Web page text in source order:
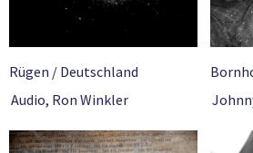
Rügen / Deutschland
Audio, Ron Winkler